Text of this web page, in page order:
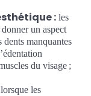
: les
un aspect
manquantes
du visage ;
lorsque les